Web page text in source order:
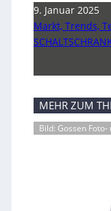
9. Januar 2025
Markt, Trends,
MEHR ZUM
Bild: Gossen